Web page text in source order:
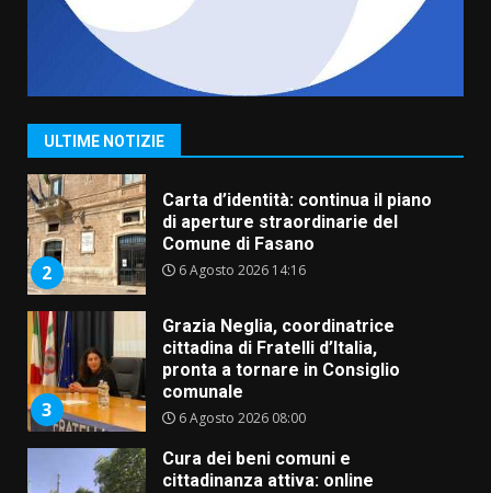
ULTIME NOTIZIE
1
Fasanese ferito a colpi di arma
da fuoco
2
di aperture straordinarie del
Comune di Fasano
3
cittadina di Fratelli d’Italia,
pronta a tornare in Consiglio
comunale
cittadinanza attiva: online